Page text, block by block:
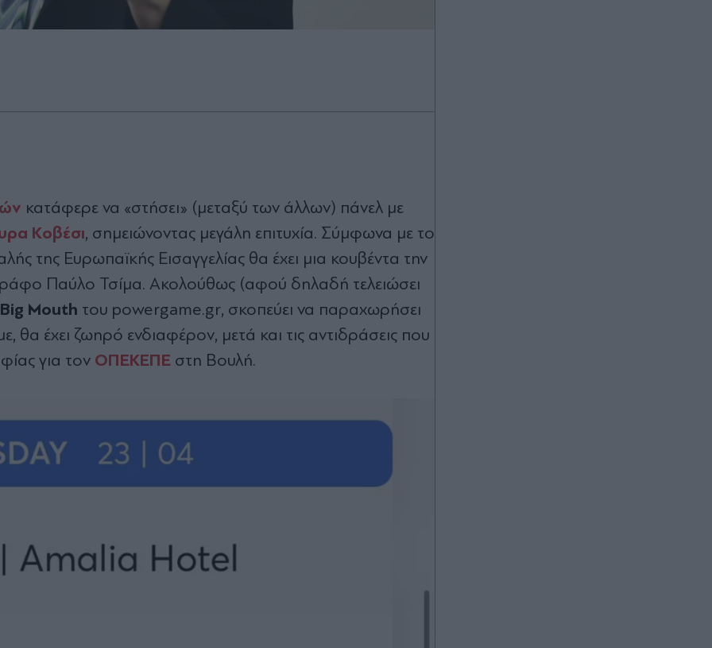
κατάφερε να «στήσει» (μεταξύ των άλλων) πάνελ με
Κοβέσι, σημειώνοντας μεγάλη επιτυχία. Σύμφωνα με το
της Ευρωπαϊκής Εισαγγελίας θα έχει μια κουβέντα την
Παύλο Τσίμα. Ακολούθως (αφού δηλαδή τελειώσει
Big Mouth του powergame.gr, σκοπεύει να παραχωρήσει
θα έχει ζωηρό ενδιαφέρον, μετά και τις αντιδράσεις που
για τον ΟΠΕΚΕΠΕ στη Βουλή.